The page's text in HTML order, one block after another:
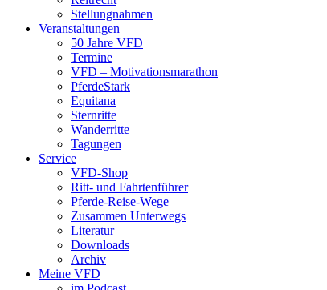
Stellungnahmen
Veranstaltungen
50 Jahre VFD
Termine
VFD – Motivationsmarathon
PferdeStark
Equitana
Sternritte
Wanderritte
Tagungen
Service
VFD-Shop
Ritt- und Fahrtenführer
Pferde-Reise-Wege
Zusammen Unterwegs
Literatur
Downloads
Archiv
Meine VFD